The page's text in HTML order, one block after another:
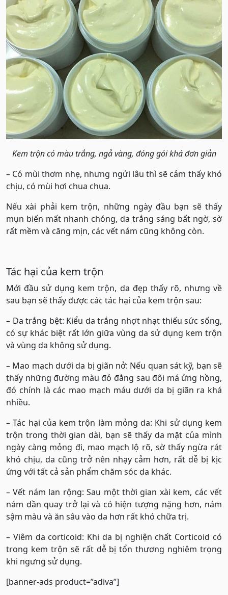
Kem trộn có màu trắng, ngả vàng, đóng gói khá đơn giản
– Có mùi thơm nhẹ, nhưng ngửi lâu thì sẽ cảm thấy khó
chịu, có mùi hơi chua chua.
Nếu xài phải kem trộn, những ngày đầu bạn sẽ thấy
mụn biến mất nhanh chóng, da trắng sáng bất ngờ, sờ
rất mềm và căng mịn, các vết nám cũng không còn.
Tác hại của kem trộn
Mới đầu sử dụng kem trộn, da đẹp thấy rõ, nhưng về
sau bạn sẽ thấy được các tác hại của kem trộn sau:
– Da trắng bệt: Kiểu da trắng nhợt nhạt thiếu sức sống,
có sự khác biệt rất lớn giữa vùng da sử dụng kem trộn
và vùng da không sử dụng.
– Mao mạch dưới da bị giãn nở: Nếu quan sát kỹ, bạn sẽ
thấy những đường màu đỏ đằng sau đôi má ửng hồng,
đó chính là các mao mạch máu dưới da bị giãn ra khá
nhiều.
– Tác hại của kem trộn làm mỏng da: Khi sử dụng kem
trộn trong thời gian dài, bạn sẽ thấy da mặt của mình
ngày càng mỏng đi, mao mạch lộ rõ, sờ thấy ngừa rát
khó chịu, da cũng trở nên nhạy cảm hơn, rất dễ bị kịc
ứng với tất cả sản phẩm chăm sóc da khác.
– Vết nám lan rộng: Sau một thời gian xài kem, các vết
nám dần quay trở lại và có hiện tượng nặng hơn, nám
sậm màu và ăn sâu vào da hơn rất khó chữa trị.
– Viêm da corticoid: Khi da bị nghiện chất Corticoid có
trong kem trộn sẽ rất dễ bị tổn thương nghiêm trọng
khi ngưng sử dụng.
[banner-ads product=”adiva”]